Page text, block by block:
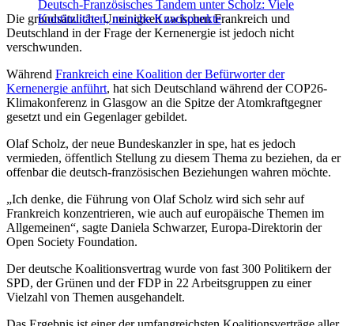
Deutsch-Französisches Tandem unter Scholz: Viele
Kontinuitäten, manche Knackpunkte
Die grundsätzliche Uneinigkeit zwischen Frankreich und
Deutschland in der Frage der Kernenergie ist jedoch nicht
verschwunden.
Während Frankreich eine Koalition der Befürworter der
Kernenergie anführt, hat sich Deutschland während der COP26-
Klimakonferenz in Glasgow an die Spitze der Atomkraftgegner
gesetzt und ein Gegenlager gebildet.
Olaf Scholz, der neue Bundeskanzler in spe, hat es jedoch
vermieden, öffentlich Stellung zu diesem Thema zu beziehen, da er
offenbar die deutsch-französischen Beziehungen wahren möchte.
„Ich denke, die Führung von Olaf Scholz wird sich sehr auf
Frankreich konzentrieren, wie auch auf europäische Themen im
Allgemeinen“, sagte Daniela Schwarzer, Europa-Direktorin der
Open Society Foundation.
Der deutsche Koalitionsvertrag wurde von fast 300 Politikern der
SPD, der Grünen und der FDP in 22 Arbeitsgruppen zu einer
Vielzahl von Themen ausgehandelt.